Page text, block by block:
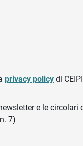
privacy policy di
e le
7)